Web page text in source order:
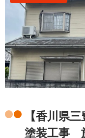
【香川県
塗装工事